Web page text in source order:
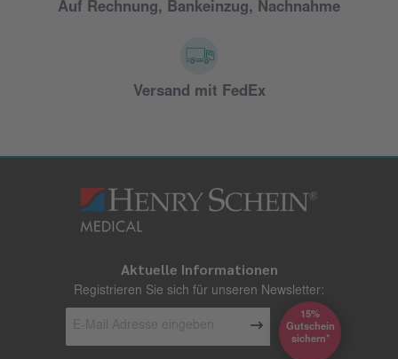
Auf Rechnung, Bankeinzug, Nachnahme
Versand mit FedEx
Aktuelle Informationen
Registrieren Sie sich für unseren Newsletter:
15%
Gutschein
*sichern